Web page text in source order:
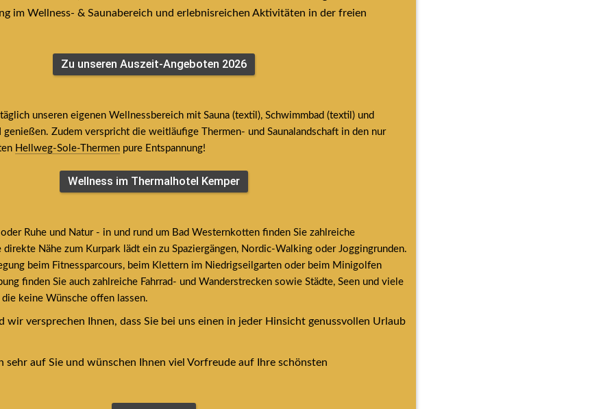
im Wellness- & Saunabereich und erlebnisreichen Aktivitäten in der freien
Zu unseren Auszeit-Angeboten 2026
unseren eigenen Wellnessbereich mit Sauna (textil), Schwimmbad (textil) und
genießen. Zudem verspricht die weitläufige Thermen- und Saunalandschaft in den nur
Hellweg-Sole-Thermen pure Entspannung!
Wellness im Thermalhotel Kemper
Ruhe und Natur - in und rund um Bad Westernkotten finden Sie zahlreiche
Nähe zum Kurpark lädt ein zu Spaziergängen, Nordic-Walking oder Joggingrunden.
beim Fitnessparcours, beim Klettern im Niedrigseilgarten oder beim Minigolfen
finden Sie auch zahlreiche Fahrrad- und Wanderstrecken sowie Städte, Seen und viele
keine Wünsche offen lassen.
wir versprechen Ihnen, dass Sie bei uns einen in jeder Hinsicht genussvollen Urlaub
sehr auf Sie und wünschen Ihnen viel Vorfreude auf Ihre schönsten